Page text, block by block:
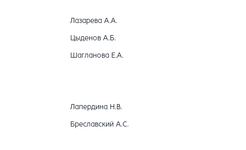
Лазарева А.А.
Цыденов А.Б.
Шагланова Е.А.
Лапердина Н.В.
Бреславский А.С.